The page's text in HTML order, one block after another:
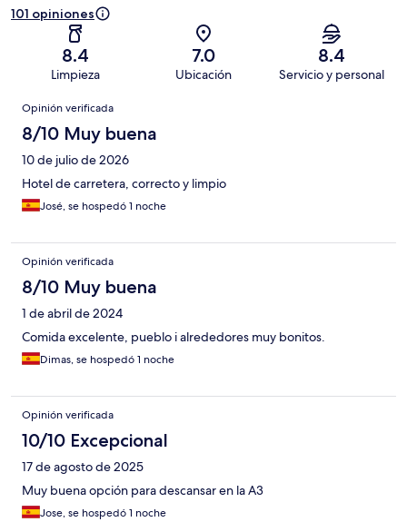
101 opiniones
8.4
Limpieza
7.0
Ubicación
8.4
Servicio y personal
Opiniones
Opinión verificada
8/10 Muy buena
10 de julio de 2026
Hotel de carretera, correcto y limpio
José, se hospedó 1 noche
Opinión verificada
8/10 Muy buena
1 de abril de 2024
Comida excelente, pueblo i alrededores muy bonitos.
Dimas, se hospedó 1 noche
Opinión verificada
10/10 Excepcional
17 de agosto de 2025
Muy buena opción para descansar en la A3
Jose, se hospedó 1 noche